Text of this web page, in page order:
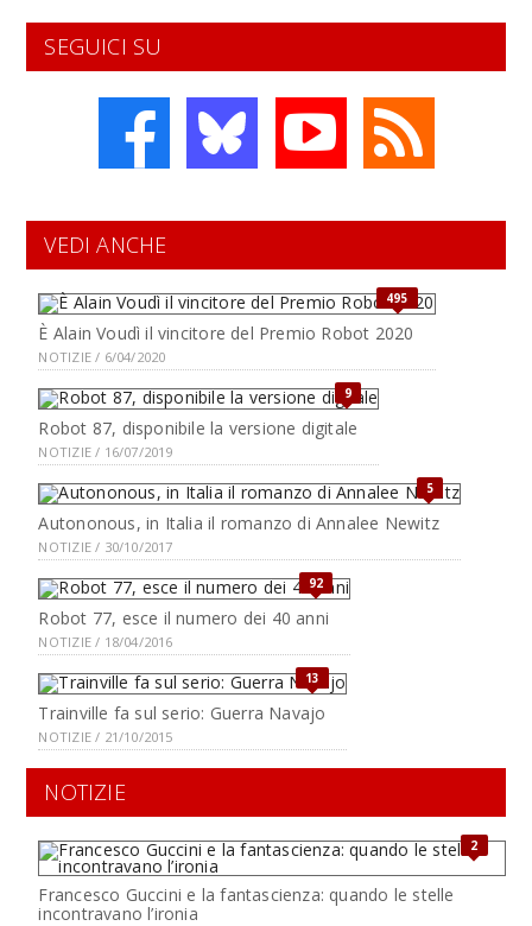
SEGUICI SU
VEDI ANCHE
495
È Alain Voudì il vincitore del Premio Robot 2020
NOTIZIE / 6/04/2020
9
Robot 87, disponibile la versione digitale
NOTIZIE / 16/07/2019
5
Autononous, in Italia il romanzo di Annalee Newitz
NOTIZIE / 30/10/2017
92
Robot 77, esce il numero dei 40 anni
NOTIZIE / 18/04/2016
13
Trainville fa sul serio: Guerra Navajo
NOTIZIE / 21/10/2015
NOTIZIE
2
Francesco Guccini e la fantascienza: quando le stelle
incontravano l’ironia